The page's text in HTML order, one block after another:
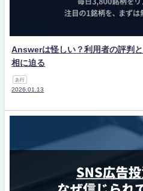
Answerは怪しい？利用者の評判
相に迫る
あ行
2026.01.13